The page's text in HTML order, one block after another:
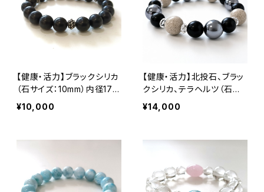
【健康・活力】ブラックシリカ
（石サイズ：10mm）内径17c
m
¥10,000
【健康・活力】北投石、ブラッ
クシリカ、テラヘルツ（石サ
イズ：10,12mm）内径17cm
¥14,000